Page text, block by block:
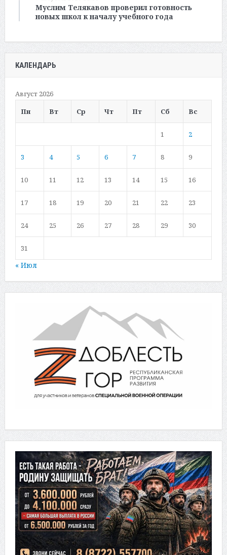
Муслим Телякавов проверил готовность
новых школ к началу учебного года
КАЛЕНДАРЬ
Август 2026
Пн
Вт Ср Чт Пт Сб Вс
1 2
3 4 5 6 7 8 9
10 11 12 13 14 15 16
17 18 19 20 21 22 23
24 25 26 27 28 29 30
31
« Июл